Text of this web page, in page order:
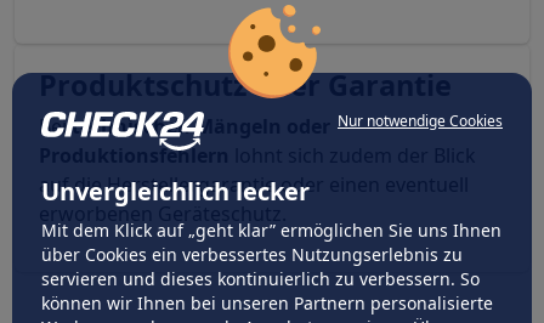
Nur notwendige Cookies
Unvergleichlich lecker
Mit dem Klick auf „geht klar” ermöglichen Sie uns Ihnen
über Cookies ein verbessertes Nutzungserlebnis zu
servieren und dieses kontinuierlich zu verbessern. So
können wir Ihnen bei unseren Partnern personalisierte
Produktschutz oder Garantie
Beitechnischen Mängeln oder
Produktionsfehlern
auf die Herstellergarantie oder einen eventuell
erworbenen Geräteschutz.